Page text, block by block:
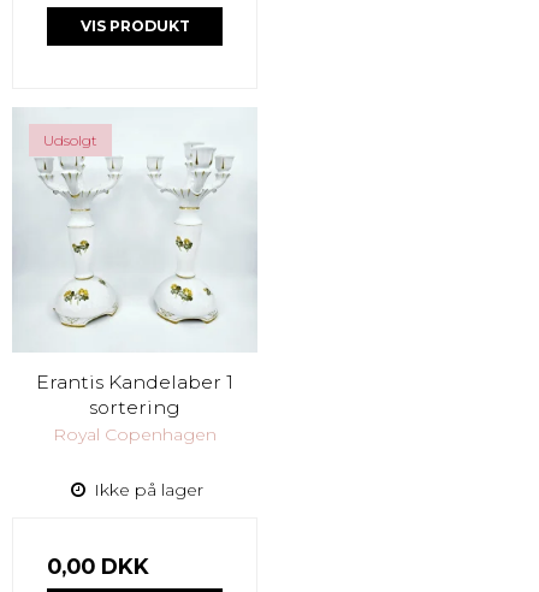
VIS PRODUKT
Udsolgt
Erantis Kandelaber 1
sortering
Royal Copenhagen
Ikke på lager
0,00 DKK